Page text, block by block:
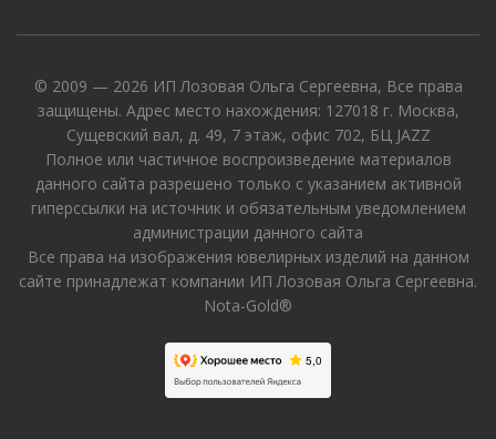
© 2009 — 2026 ИП Лозовая Ольга Сергеевна, Все права
защищены. Адрес место нахождения: 127018 г. Москва,
Сущевский вал, д. 49, 7 этаж, офис 702, БЦ JAZZ
Полное или частичное воспроизведение материалов
данного сайта разрешено только с указанием активной
гиперссылки на источник и обязательным уведомлением
администрации данного сайта
Все права на изображения ювелирных изделий на данном
сайте принадлежат компании ИП Лозовая Ольга Сергеевна.
Nota-Gold®